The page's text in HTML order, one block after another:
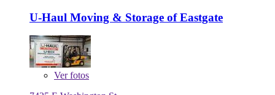
U-Haul Moving & Storage of Eastgate
Verfotos